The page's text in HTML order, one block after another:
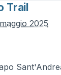
Trail
2025